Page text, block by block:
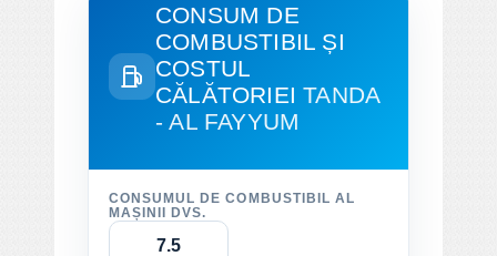
CONSUM DE
COMBUSTIBIL ȘI
COSTUL
CĂLĂTORIEITANDA
- AL FAYYUM
CONSUMUL DE COMBUSTIBIL AL
MAȘINII DVS.